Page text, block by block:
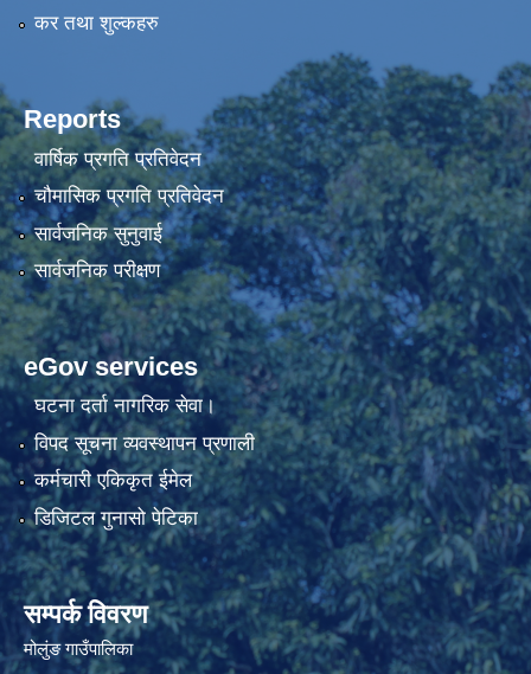
कर तथा शुल्कहरु
Reports
वार्षिक प्रगति प्रतिवेदन
चौमासिक प्रगति प्रतिवेदन
सार्वजनिक सुनुवाई
सार्वजनिक परीक्षण
eGov services
घटना दर्ता नागरिक सेवा।
विपद सूचना व्यवस्थापन प्रणाली
कर्मचारी एकिकृत ईमेल
डिजिटल गुनासो पेटिका
सम्पर्क विवरण
मोलुंङ गाउँपालिका